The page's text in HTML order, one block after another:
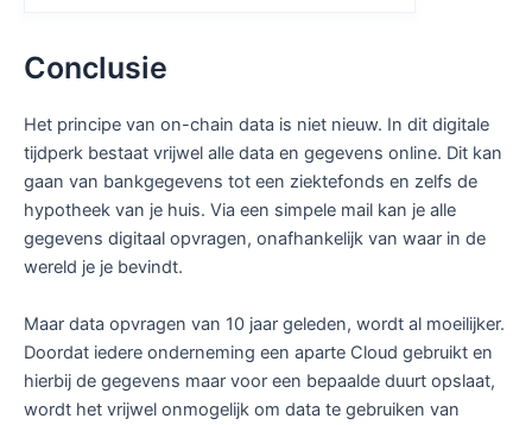
Conclusie
Het principe van on-chain data is niet nieuw. In dit digitale
tijdperk bestaat vrijwel alle data en gegevens online. Dit kan
gaan van bankgegevens tot een ziektefonds en zelfs de
hypotheek van je huis. Via een simpele mail kan je alle
gegevens digitaal opvragen, onafhankelijk van waar in de
wereld je je bevindt.
Maar data opvragen van 10 jaar geleden, wordt al moeilijker.
Doordat iedere onderneming een aparte Cloud gebruikt en
hierbij de gegevens maar voor een bepaalde duurt opslaat,
wordt het vrijwel onmogelijk om data te gebruiken van